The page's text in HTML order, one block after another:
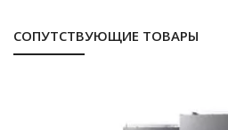
СОПУТСТВУЮЩИЕ ТОВАРЫ